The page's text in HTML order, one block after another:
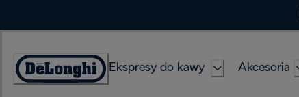
Deklaracja
Ekspresy do kawy Akcesoria